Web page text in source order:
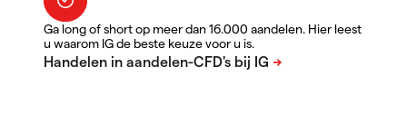
Ga long of short op meer dan 16.000 aandelen. Hier leest
u waarom IG de beste keuze voor u is.